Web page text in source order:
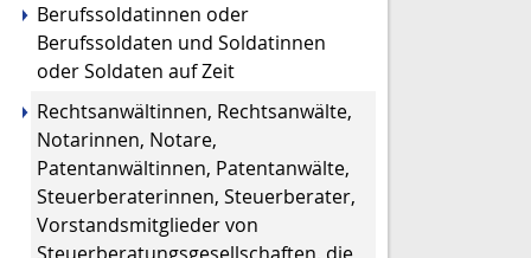
Berufssoldatinnen oder
Berufssoldaten und Soldatinnen
oder Soldaten auf Zeit
Rechtsanwältinnen, Rechtsanwälte,
Notarinnen, Notare,
Patentanwältinnen, Patentanwälte,
Steuerberaterinnen, Steuerberater,
Vorstandsmitglieder von